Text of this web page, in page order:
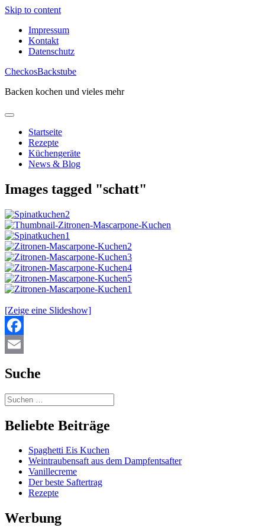
Skip to content
Impressum
Kontakt
Datenschutz
CheckosBackstube
Backen kochen und vieles mehr
Startseite
Rezepte
Küchengeräte
News & Blog
Images tagged "schatt"
[Zeige eine Slideshow]
Facebook
Suche
Beliebte Beiträge
Spaghetti Eis Kuchen
Weintraubensaft aus dem Dampfentsafter
Vanillecreme
Der beste Saftertrag
Rezepte
Werbung